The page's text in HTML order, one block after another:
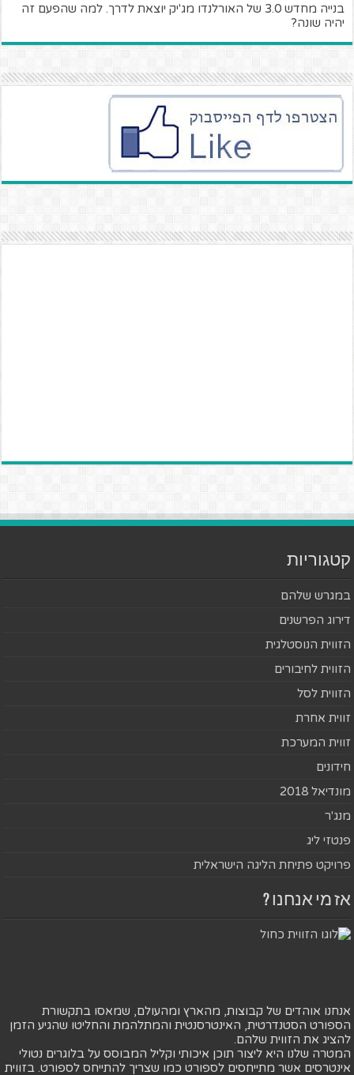
בנייה מחדש 3.0 של האורלנדו מג'יק יוצאת לדרך. למה שהפעם זה
יהיה שונה?
קטגוריות
במגרש שלהם
דירוג הפרשנים
הזווית הנוסטלגית
הזווית לחיבורים
הזווית לסל
זווית אחרת
זווית המערכת
חידונים
מונדיאל 2018
מנג'ר
פנטזי ליג
פרויקט פתיחת הליגה הישראלית
אז מי אנחנו ?
אנחנו אוהדים של קבוצות, מהארץ ומהעולם, שמאסו בתקשורת
הספורט הסטנדרטית, האינטרסנטית והמתלהמת והחליטו שהגיע הזמן
להציג את הזווית שלהם.
המטרה שלנו היא ליצור תוכן איכותי וקליל המבוסס על בלוגרים נטולי
אינטרסים אשר מתייחסים לספורט כמו שצריך להתייחס לספורט. בזווית